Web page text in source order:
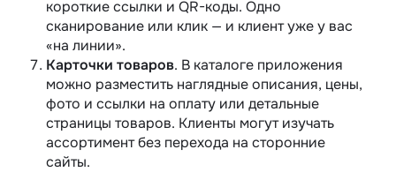
короткие ссылки и QR-коды. Одно
сканирование или клик — и клиент уже у вас
«на линии».
Карточки товаров. В каталоге приложения
можно разместить наглядные описания, цены,
фото и ссылки на оплату или детальные
страницы товаров. Клиенты могут изучать
ассортимент без перехода на сторонние
сайты.